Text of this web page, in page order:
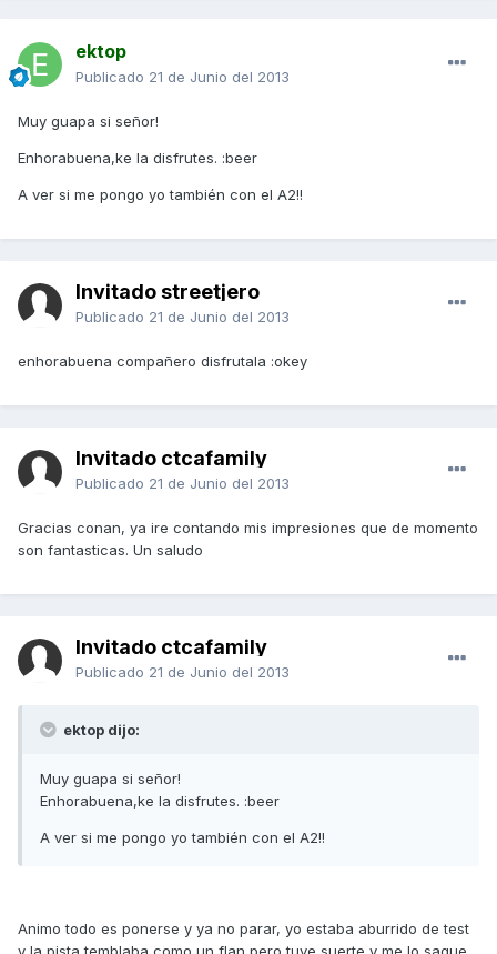
ektop
Publicado 21 de Junio del 2013
Muy guapa si señor!
Enhorabuena,ke la disfrutes. :beer
A ver si me pongo yo también con el A2!!
Invitado streetjero
Publicado 21 de Junio del 2013
enhorabuena compañero disfrutala :okey
Invitado ctcafamily
Publicado 21 de Junio del 2013
Gracias conan, ya ire contando mis impresiones que de momento
son fantasticas. Un saludo
Invitado ctcafamily
Publicado 21 de Junio del 2013
ektop dijo:
Muy guapa si señor!
Enhorabuena,ke la disfrutes. :beer
A ver si me pongo yo también con el A2!!
Animo todo es ponerse y ya no parar, yo estaba aburrido de test